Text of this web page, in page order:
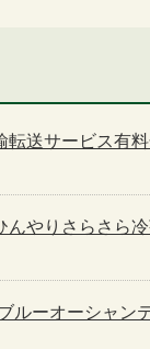
転送サービス有
んやりさらさら
ルーオーシャン